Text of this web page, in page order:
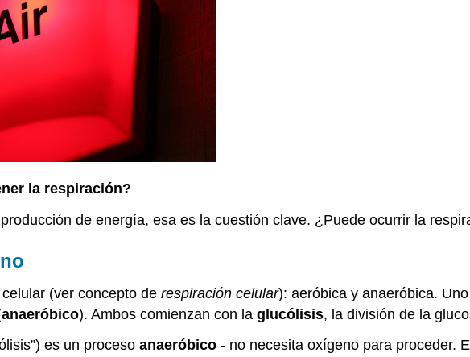
la respiración?
de energía, esa es la cuestión clave. ¿Puede ocurrir la
(ver concepto de respiración celular): aeróbica y anaeróbica.
anaeróbico). Ambos comienzan con la glucólisis, la división de la
es un proceso anaeróbico - no necesita oxígeno para proceder.